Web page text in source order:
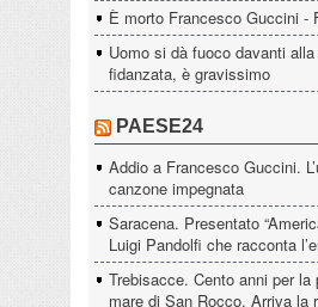
È morto Francesco Guccini -
Uomo si dà fuoco davanti
fidanzata, è gravissimo
PAESE24
Addio a Francesco Guccini.
canzone impegnata
Saracena. Presentato
Luigi Pandolfi che racconta
Trebisacce. Cento anni per la
mare di San Rocco. Arriva la